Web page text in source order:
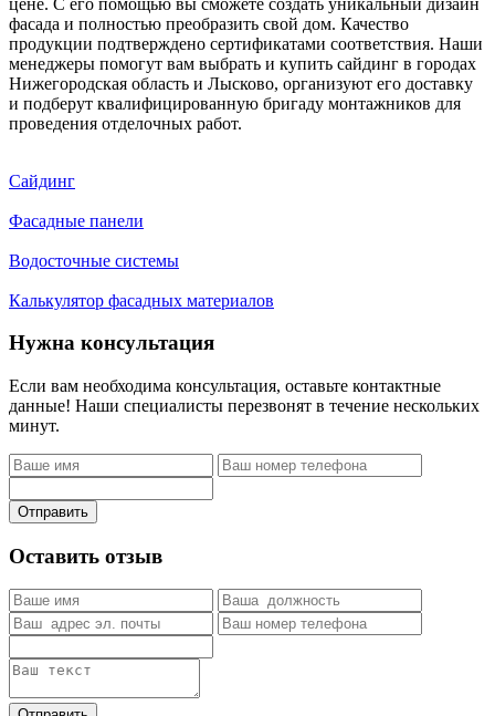
фасада и полностью преобразить свой дом. Качество
продукции подтверждено сертификатами соответствия. Наши
менеджеры помогут вам выбрать и купить сайдинг в городах
Нижегородская область и Лысково, организуют его доставку
и подберут квалифицированную бригаду монтажников для
проведения отделочных работ.
Сайдинг
Фасадные панели
Водосточные системы
Калькулятор фасадных материалов
Нужна консультация
Если вам необходима консультация, оставьте контактные
данные! Наши специалисты перезвонят в течение нескольких
минут.
Отправить
Оставить отзыв